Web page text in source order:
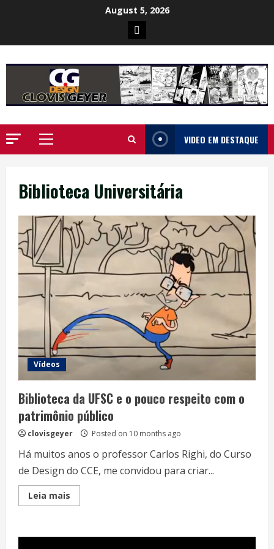
August 5, 2026
Poster
da
Ilha
Primary
VIDEO EM DESTAQUE
Biblioteca Universitária
Vídeos
Biblioteca da UFSC e o pouco respeito com o
patrimônio público
clovisgeyer Posted on 10 months ago
Há muitos anos o professor Carlos Righi, do Curso
de Design do CCE, me convidou para criar...
Leia mais
more
UFSC